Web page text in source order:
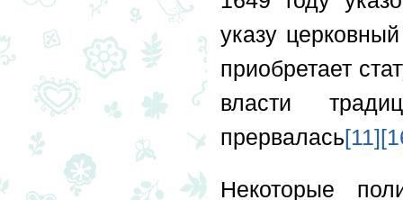
указу
приобретает
власти
прервалась[11]
Некоторые